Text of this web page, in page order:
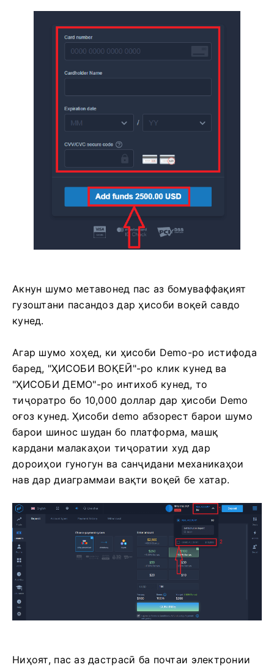
Акнун шумо метавонед пас аз бомуваффақият
гузоштани пасандоз дар ҳисоби воқеӣ савдо
кунед.
Агар шумо хоҳед, ки ҳисоби Demo-ро истифода
баред, "ҲИСОБИ ВОҚЕӢ"-ро клик кунед ва
"ҲИСОБИ ДЕМО"-ро интихоб кунед, то
тиҷоратро бо 10,000 доллар дар ҳисоби Demo
оғоз кунед. Ҳисоби demo абзорест барои шумо
барои шинос шудан бо платформа, машқ
кардани малакаҳои тиҷоратии худ дар
дороиҳои гуногун ва санҷидани механикаҳои
нав дар диаграммаи вақти воқеӣ бе хатар.
Ниҳоят, пас аз дастрасӣ ба почтаи электронии